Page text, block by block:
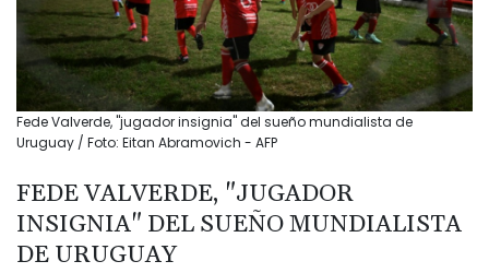
Fede Valverde, "jugador insignia" del sueño mundialista de
Uruguay / Foto: Eitan Abramovich - AFP
FEDE VALVERDE, "JUGADOR
INSIGNIA" DEL SUEÑO MUNDIALISTA
DE URUGUAY